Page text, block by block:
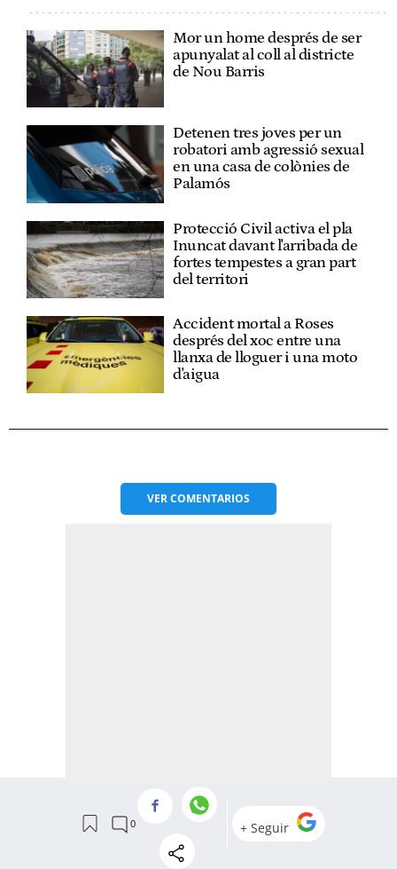
Mor un home després de ser
apunyalat al coll al districte
de Nou Barris
Detenen tres joves per un
robatori amb agressió sexual
en una casa de colònies de
Palamós
Protecció Civil activa el pla
Inuncat davant l'arribada de
fortes tempestes a gran part
del territori
Accident mortal a Roses
després del xoc entre una
llanxa de lloguer i una moto
d'aigua
VERCOMENTARIOS